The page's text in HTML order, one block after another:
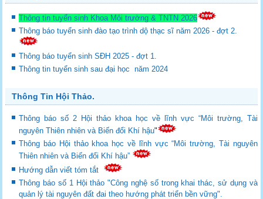
Thông tin tuyển sinh Khoa Môi trường & TNTN 2026
Thông báo tuyển sinh đào tạo trình dộ thạc sĩ năm 2026 - đợt 2.
Thông báo tuyển sinh SĐH 2025 - đợt 1.
Thông tin tuyển sinh sau đại học năm 2024
Thông Tin Hội Thảo.
Thông báo số 2 Hội thảo khoa học về lĩnh vực “Môi trường, Tài
nguyên Thiên nhiên và Biến đổi Khí hậu"
Thông báo Hội thảo khoa học về lĩnh vực “Môi trường, Tài nguyên
Thiên nhiên và Biến đổi Khí hậu”
Hướng dẫn viết tóm tắt
Thông báo số 1 Hội thảo "Công nghệ số trong khai thác, sử dụng và
quản lý tài nguyên đất đai theo hướng phát triển bền vững".